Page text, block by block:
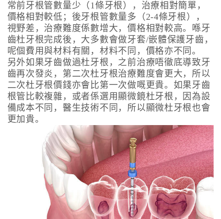
常前牙根管數量少（1條牙根），治療相對簡單，
價格相對較低；後牙根管數量多（2-4條牙根），
視野差，治療難度係數增大，價格相對較高。喺牙
齒杜牙根完成後，大多數會做牙套/嵌體保護牙齒，
呢個費用與材料有關，材料不同，價格亦不同。
另外如果牙齒做過杜牙根，之前治療唔徹底導致牙
齒再次發炎，第二次杜牙根治療難度會更大，所以
二次杜牙根價錢亦會比第一次做嘅更貴。如果牙齒
根管比較複雜，或者係選用顯微鏡杜牙根，因為設
備成本不同，醫生技術不同，所以顯微杜牙根也會
更加貴。